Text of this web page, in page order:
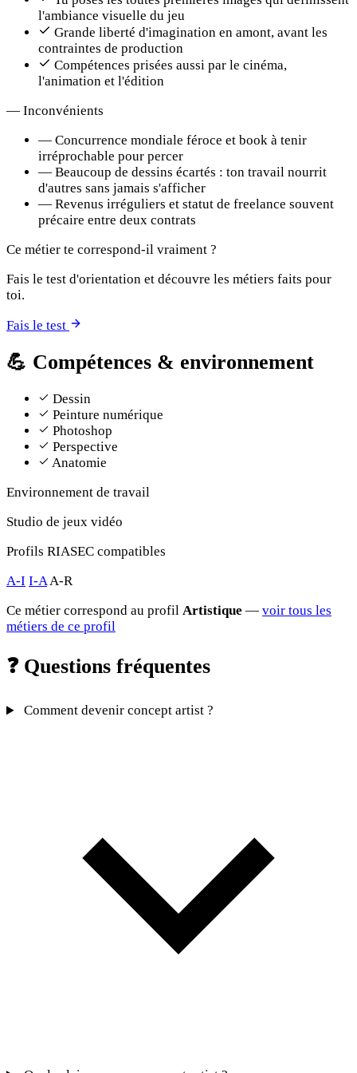
l'ambiance visuelle du jeu
Grande liberté d'imagination en amont, avant les
contraintes de production
Compétences prisées aussi par le cinéma,
l'animation et l'édition
— Inconvénients
— Concurrence mondiale féroce et book à tenir
irréprochable pour percer
— Beaucoup de dessins écartés : ton travail nourrit
d'autres sans jamais s'afficher
— Revenus irréguliers et statut de freelance souvent
précaire entre deux contrats
Ce métier te correspond-il vraiment ?
Fais le test d'orientation et découvre les métiers faits pour
toi.
Fais le test
💪 Compétences & environnement
Dessin
Peinture numérique
Photoshop
Perspective
Anatomie
Environnement de travail
Studio de jeux vidéo
Profils RIASEC compatibles
A-I I-AA-R
Ce métier correspond au profil Artistique — voir tous les
métiers de ce profil
❓Questions fréquentes
Comment devenir concept artist ?